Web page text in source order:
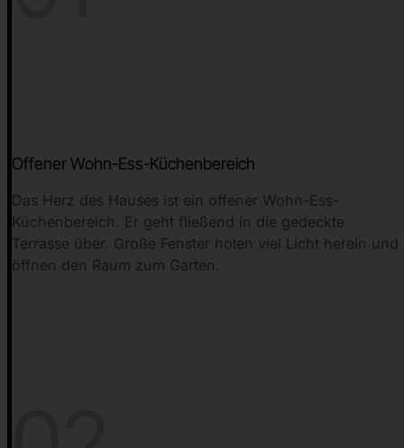
Offener Wohn-Ess-Küchenbereich
Das Herz des Hauses ist ein offener Wohn-Ess-
Küchenbereich. Er geht fließend in die gedeckte
Terrasse über. Große Fenster holen viel Licht herein und
öffnen den Raum zum Garten.